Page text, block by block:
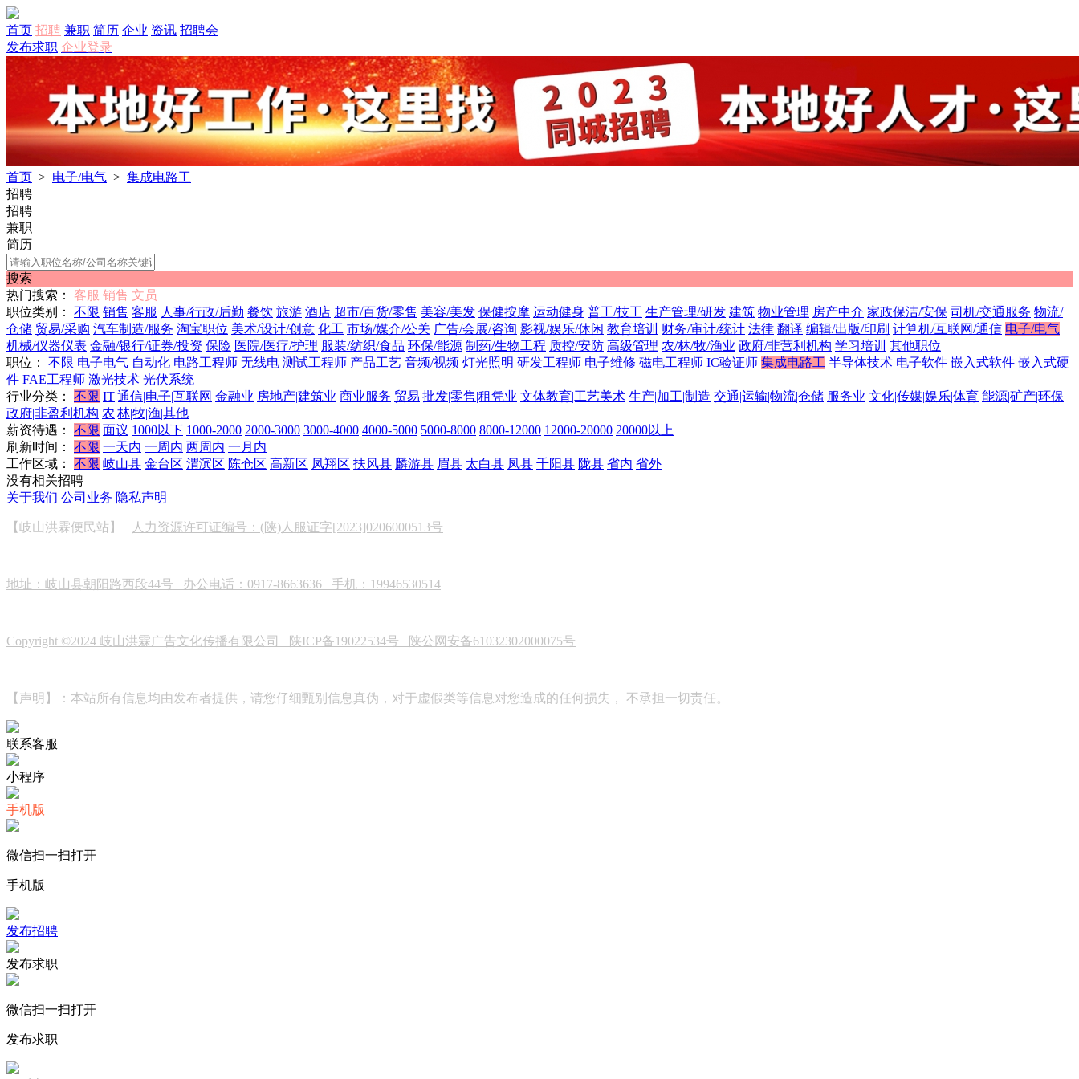
首页 招聘 兼职 简历 企业 资讯 招聘会
发布求职 企业登录
首页 > 电子/电气 > 集成电路工
招聘
招聘
兼职
简历
搜索
热门搜索：
客服 销售 文员
职位类别：
不限 销售 客服 人事/行政/后勤 餐饮 旅游 酒店 超市/百货/零售 美容/美发 保健按摩 运动健身 普工/技工 生产管理/研发 建筑 物业管理 房产中介 家政保洁/安保 司机/交通服务 物流/
仓储 贸易/采购 汽车制造/服务 淘宝职位 美术/设计/创意 化工 市场/媒介/公关 广告/会展/咨询 影视/娱乐/休闲 教育培训 财务/审计/统计 法律 翻译 编辑/出版/印刷 计算机/互联网/通信 电子/电气
机械/仪器仪表 金融/银行/证券/投资 保险 医院/医疗/护理 服装/纺织/食品 环保/能源 制药/生物工程 质控/安防 高级管理 农/林/牧/渔业 政府/非营利机构 学习培训 其他职位
职位：
不限 电子电气 自动化 电路工程师 无线电 测试工程师 产品工艺 音频/视频 灯光照明 研发工程师 电子维修 磁电工程师 IC验证师 集成电路工 半导体技术 电子软件 嵌入式软件 嵌入式硬
件 FAE工程师 激光技术 光伏系统
行业分类：
不限 IT|通信|电子|互联网 金融业 房地产|建筑业 商业服务 贸易|批发|零售|租凭业 文体教育|工艺美术 生产|加工|制造 交通|运输|物流|仓储 服务业 文化|传媒|娱乐|体育 能源|矿产|环保
政府|非盈利机构 农|林|牧|渔|其他
薪资待遇：
不限 面议 1000以下 1000-2000 2000-3000 3000-4000 4000-5000 5000-8000 8000-12000 12000-20000 20000以上
刷新时间：
不限 一天内 一周内 两周内 一月内
工作区域：
不限 岐山县 金台区 渭滨区 陈仓区 高新区 凤翔区 扶风县 麟游县 眉县 太白县 凤县 千阳县 陇县 省内 省外
没有相关招聘
关于我们 公司业务 隐私声明
【岐山洪霖便民站】 人力资源许可证编号：(陕)人服证字[2023]0206000513号
地址：岐山县朝阳路西段44号 办公电话：0917-8663636 手机：19946530514
Copyright ©2024 岐山洪霖广告文化传播有限公司 陕ICP备19022534号 陕公网安备61032302000075号
【声明】：本站所有信息均由发布者提供，请您仔细甄别信息真伪，对于虚假类等信息对您造成的任何损失， 不承担一切责任。
联系客服
小程序
手机版
微信扫一扫打开
手机版
发布招聘
发布求职
微信扫一扫打开
发布求职